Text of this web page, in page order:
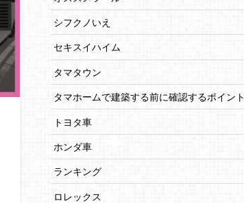
シフクノいえ
セキスイハイム
タマタウン
タマホームで建築する前に確認するポイント
トヨタ車
ホンダ車
ランキング
ロレックス